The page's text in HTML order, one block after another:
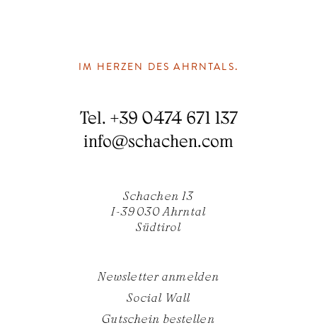
IM HERZEN DES AHRNTALS.
Tel. +39 0474 671 137
info@schachen.com
Schachen 13
I-39030 Ahrntal
Südtirol
Newsletter anmelden
Social Wall
Gutschein bestellen